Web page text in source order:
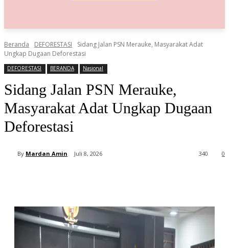
Beranda DEFORESTASI
Sidang Jalan PSN Merauke, Masyarakat Adat
Ungkap Dugaan Deforestasi
DEFORESTASI BERANDA Nasional
Sidang Jalan PSN Merauke,
Masyarakat Adat Ungkap Dugaan
Deforestasi
By Mardan Amin Juli 8, 2026 0
340